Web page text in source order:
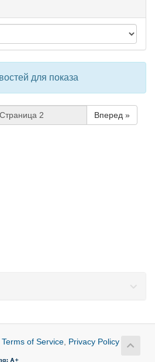
для показа
Вперед »
Terms of Service Privacy Policy